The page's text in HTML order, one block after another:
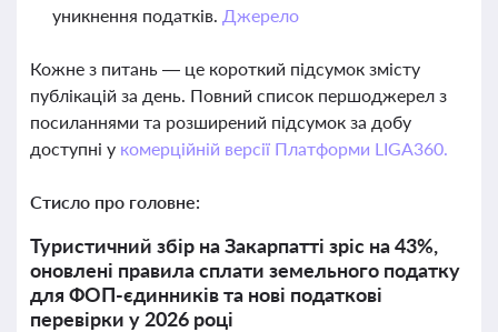
уникнення податків. Джерело
Кожне з питань — це короткий підсумок змісту
публікацій за день. Повний список першоджерел з
посиланнями та розширений підсумок за добу
доступні у комерційній версії Платформи LIGA360.
Стисло про головне:
Туристичний збір на Закарпатті зріс на 43%,
оновлені правила сплати земельного податку
для ФОП-єдинників та нові податкові
перевірки у 2026 році